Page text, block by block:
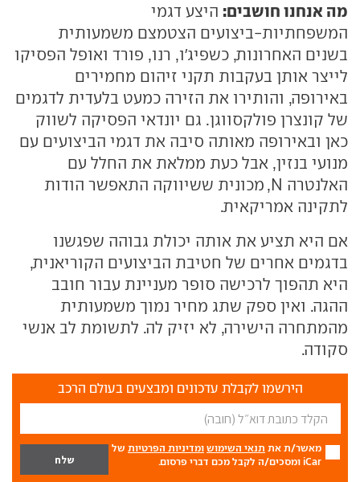
מה אנחנו חושבים: היצע דגמי
המשפחתיות-ביצועים הצטמצם משמעותית
בשנים האחרונות, כשפיג'ו, רנו, פורד ואופל הפסיקו
לייצר אותן בעקבות תקני זיהום מחמירים
באירופה, והותירו את הזירה כמעט בלעדית לדגמים
של קונצרן פולקסווגן. גם יונדאי הפסיקה לשווק
כאן ובאירופה מאותה סיבה את דגמי הביצועים עם
מנועי בנזין, אבל כעת ממלאת את החלל עם
האלנטרה N, מכונית ששיווקה התאפשר הודות
לתקינה אמריקאית.
אם היא תציע את אותה יכולת גבוהה שפגשנו
בדגמים אחרים של חטיבת הביצועים הקוריאנית,
היא תהפוך לרכישה סופר מעניינת עבור חובב
ההגה. ואין ספק שתג מחיר נמוך משמעותית
מהמתחרה הישירה, לא יזיק לה. לתשומת לב אנשי
סקודה.
הירשמו לקבלת עדכונים ומבצעים בעולם הרכב
מאשר/ת את תנאי השימוש ומדיניות הפרטיות של
iCar ומסכים/ה לקבל מכם דברי פרסום.